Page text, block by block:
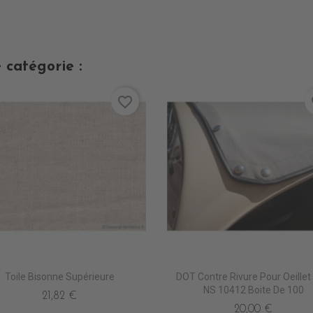
catégorie :
Toile Bisonne Supérieure
21,82 €
favorite_border
DOT Contre Rivure Pour Oeillet
NS 10412 Boite De 100
20,00 €